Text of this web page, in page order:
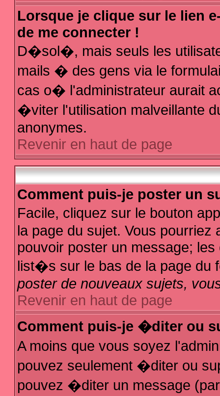
Lorsque je clique sur le lien
de me connecter !
D�sol�, mais seuls les
mails � des gens via le
cas o� l'administrateur aurait
�viter l'utilisation malveillante
anonymes.
Revenir en haut de page
Comment puis-je poster un
Facile, cliquez sur le bouton
la page du sujet. Vous
pouvoir poster un message;
list�s sur le bas de la page du
poster de nouveaux sujets,
Revenir en haut de page
Comment puis-je �diter ou
A moins que vous soyez
pouvez seulement �diter ou
pouvez �diter un message